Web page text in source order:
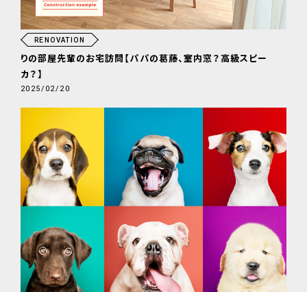
RENOVATION
りの部屋先輩のお宅訪問【パパの葛藤、室内窓？高級スピー
カ？】
2025/02/20